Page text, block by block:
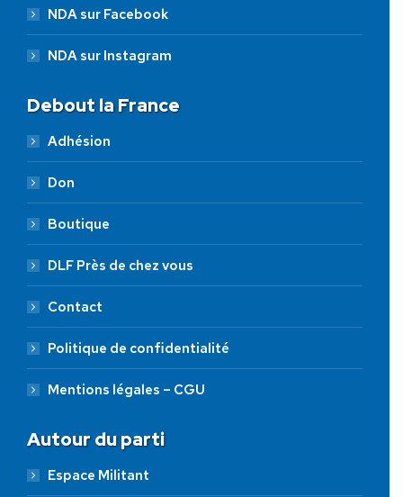
NDA sur Facebook
NDA sur Instagram
Debout la France
Adhésion
Don
Boutique
DLF Près de chez vous
Contact
Politique de confidentialité
Mentions légales – CGU
Autour du parti
Espace Militant